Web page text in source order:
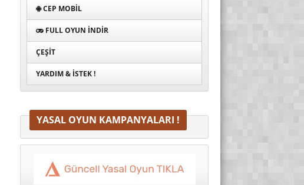
CEP MOBIL
FULL OYUN İNDIR
ÇEŞIT
YARDIM & İSTEK !
YASAL OYUN KAMPANYALARI !